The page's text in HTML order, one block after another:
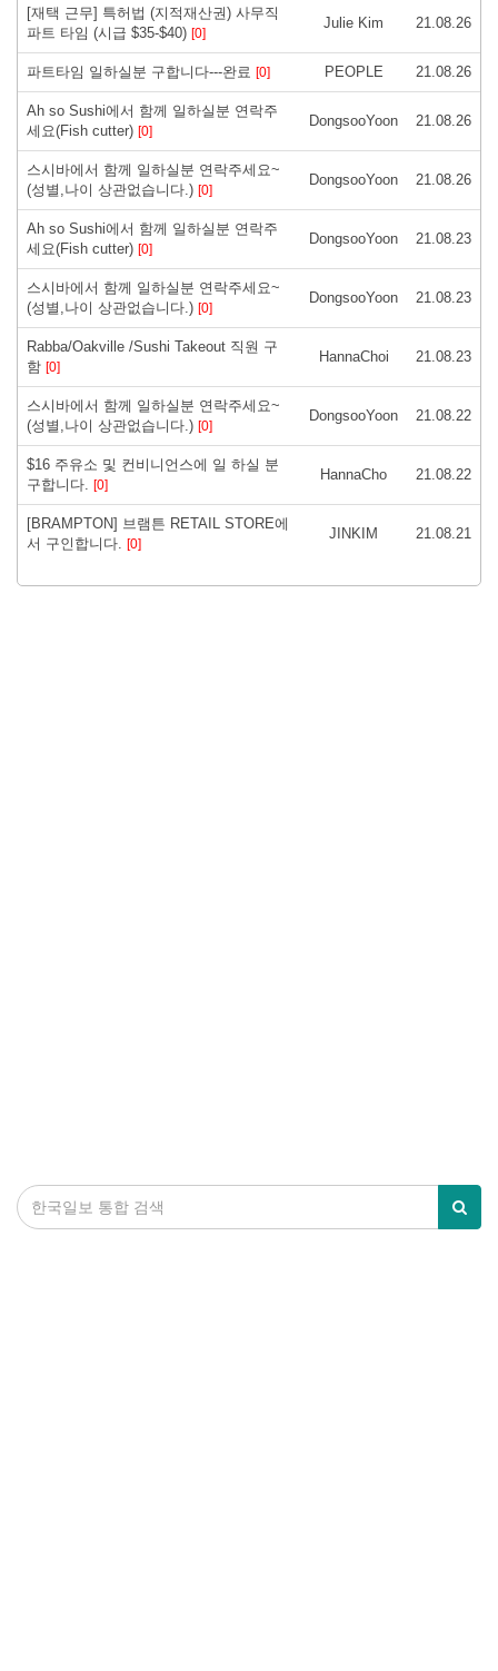
[재택 근무] 특허법 (지적재산권) 사무직
파트 타임 (시급 $35-$40) [0]
Julie Kim 21.08.26
파트타임 일하실분 구합니다---완료 [0] PEOPLE 21.08.26
Ah so Sushi에서 함께 일하실분 연락주
세요(Fish cutter) [0]
DongsooYoon 21.08.26
스시바에서 함께 일하실분 연락주세요~
(성별,나이 상관없습니다.) [0]
DongsooYoon 21.08.26
Ah so Sushi에서 함께 일하실분 연락주
세요(Fish cutter) [0]
DongsooYoon 21.08.23
스시바에서 함께 일하실분 연락주세요~
(성별,나이 상관없습니다.) [0]
DongsooYoon 21.08.23
Rabba/Oakville /Sushi Takeout 직원 구
함 [0]
HannaChoi 21.08.23
스시바에서 함께 일하실분 연락주세요~
(성별,나이 상관없습니다.) [0]
DongsooYoon 21.08.22
$16 주유소 및 컨비니언스에 일 하실 분
구합니다. [0]
HannaCho 21.08.22
[BRAMPTON] 브램튼 RETAIL STORE에
서 구인합니다. [0]
JINKIM 21.08.21